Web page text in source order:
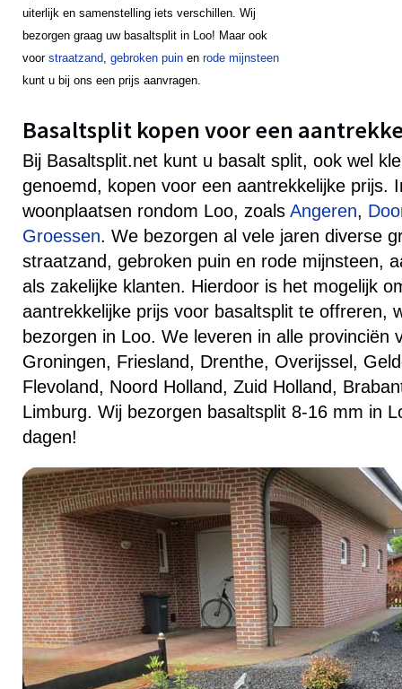
uiterlijk en samenstelling iets verschillen. Wij
bezorgen graag uw basaltsplit in Loo! Maar ook
voor straatzand, gebroken puin en rode mijnsteen
kunt u bij ons een prijs aanvragen.
Basaltsplit kopen voor een
Bij Basaltsplit.net kunt u basalt split, ook wel
genoemd, kopen voor een aantrekkelijke prijs.
woonplaatsen rondom Loo, zoals Angeren,
Groessen. We bezorgen al vele jaren diverse
straatzand, gebroken puin en rode mijnsteen,
als zakelijke klanten. Hierdoor is het mogelijk
aantrekkelijke prijs voor basaltsplit te offreren,
bezorgen in Loo. We leveren in alle provinciën
Groningen, Friesland, Drenthe, Overijssel,
Flevoland, Noord Holland, Zuid Holland,
Limburg. Wij bezorgen basaltsplit 8-16 mm in
dagen!